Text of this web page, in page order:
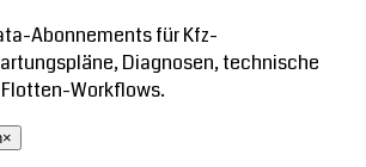
Abonnements für Kfz-
Diagnosen, technische
Workflows.
×